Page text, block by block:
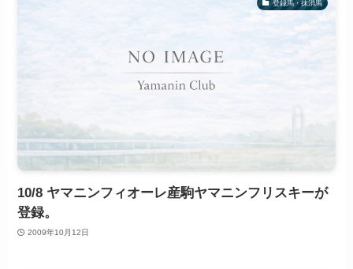
登録馬・抹消馬
10/8 ヤマニンフィオーレ産駒ヤマニンフリスキーが
登録。
2009年10月12日